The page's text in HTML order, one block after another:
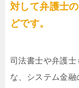
対して弁護士
どです。
司法書士や弁護士
な、システム金